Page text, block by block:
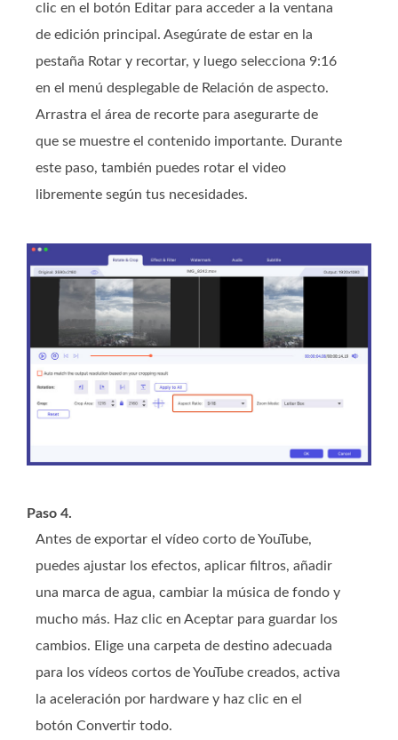
clic en el botón Editar para acceder a la ventana
de edición principal. Asegúrate de estar en la
pestaña Rotar y recortar, y luego selecciona 9:16
en el menú desplegable de Relación de aspecto.
Arrastra el área de recorte para asegurarte de
que se muestre el contenido importante. Durante
este paso, también puedes rotar el video
libremente según tus necesidades.
Paso 4.
Antes de exportar el vídeo corto de YouTube,
puedes ajustar los efectos, aplicar filtros, añadir
una marca de agua, cambiar la música de fondo y
mucho más. Haz clic en Aceptar para guardar los
cambios. Elige una carpeta de destino adecuada
para los vídeos cortos de YouTube creados, activa
la aceleración por hardware y haz clic en el
botón Convertir todo.